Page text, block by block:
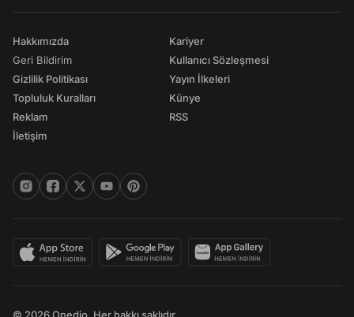
Hakkımızda
Geri Bildirim
Gizlilik Politikası
Topluluk Kuralları
Reklam
İletişim
Kariyer
Kullanıcı Sözleşmesi
Yayın İlkeleri
Künye
RSS